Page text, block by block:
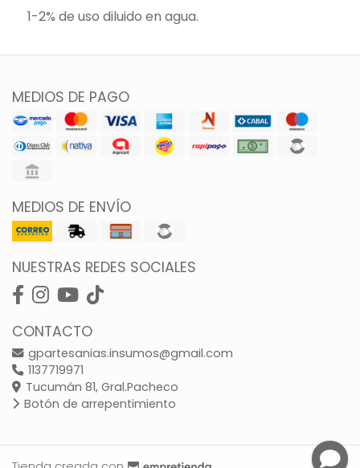
1-2% de uso diluido en agua.
MEDIOS DE PAGO
MEDIOS DE ENVÍO
NUESTRAS REDES SOCIALES
CONTACTO
gpartesanias.insumos@gmail.com
1137719971
Tucumán 81, Gral.Pacheco
Botón de arrepentimiento